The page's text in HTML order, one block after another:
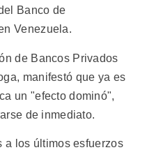
Banco de
Venezuela.
de Bancos Privados
manifestó que ya es
un "efecto dominó",
de inmediato.
a los últimos esfuerzos